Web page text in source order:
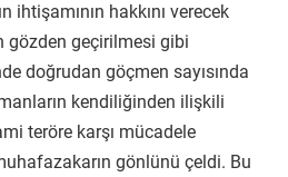
ihtişamının hakkını verecek
gözden geçirilmesi gibi
doğrudan göçmen sayısında
kendiliğinden ilişkili
teröre karşı mücadele
gönlünü çeldi. Bu